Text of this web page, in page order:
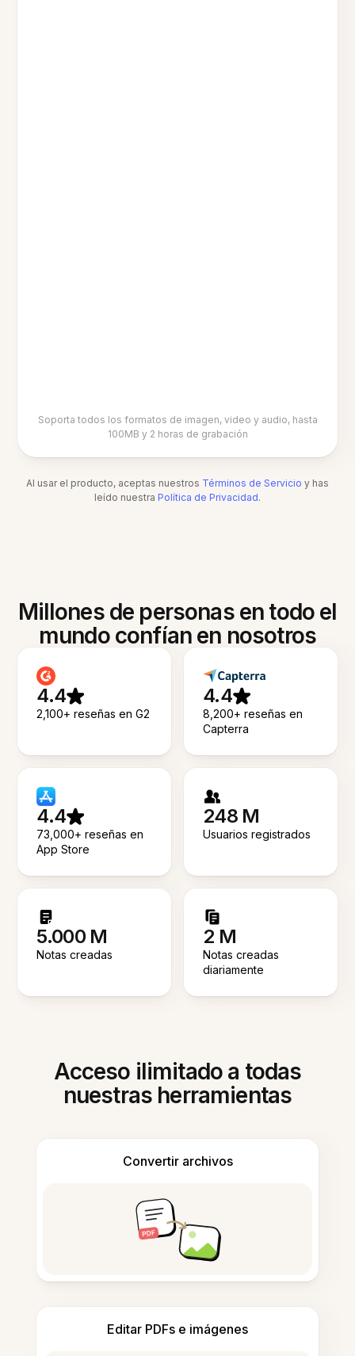
Soporta todos los formatos de imagen, video y audio, hasta
100MB y 2 horas de grabación
Al usar el producto, aceptas nuestros Términos de Servicio y has
leído nuestra Política de Privacidad.
Millones de personas en todo el
mundo confían en nosotros
4.4
2,100+ reseñas en G2
4.4
8,200+ reseñas en
Capterra
4.4
73,000+ reseñas en
App Store
248 M
Usuarios registrados
5.000 M
Notas creadas
2 M
Notas creadas
diariamente
Acceso ilimitado a todas
nuestras herramientas
Convertir archivos
Editar PDFs e imágenes